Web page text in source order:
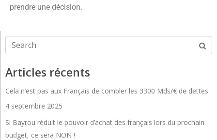
prendre une décision.
Articles récents
Cela n’est pas aux Français de combler les 3300 Mds/€ de dettes
4 septembre 2025
Si Bayrou réduit le pouvoir d’achat des français lors du prochain
budget, ce sera NON !